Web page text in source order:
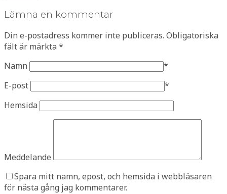
Lämna en kommentar
Din e-postadress kommer inte publiceras. Obligatoriska
fält är märkta *
Namn
*
E-post
*
Hemsida
Meddelande
Spara mitt namn, epost, och hemsida i webbläsaren
för nästa gång jag kommentarer.